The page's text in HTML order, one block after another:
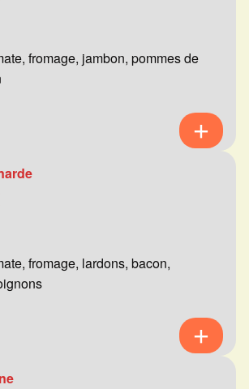
fromage, jambon, pommes de
fromage, lardons, bacon,